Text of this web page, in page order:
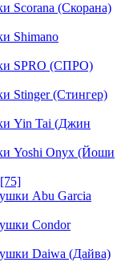
Scorana (Скорана)
Shimano
SPRO (СПРО)
Stinger (Стингер)
Yin Tai (Джин
Yoshi Onyx (Йоши
[75]
Abu Garcia
Condor
Daiwa (Дайва)